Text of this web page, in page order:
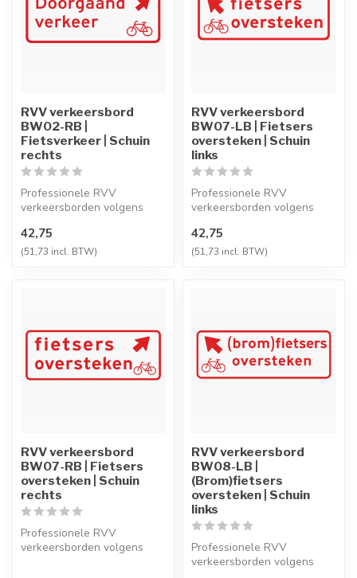
RVV verkeersbord
BW02-RB |
Fietsverkeer | Schuin
rechts
Professionele RVV
verkeersborden volgens
vervaardigd uit hoogwaa...
42,75
(51,73 incl. BTW)
RVV verkeersbord
BW07-LB | Fietsers
oversteken | Schuin
links
Professionele RVV
verkeersborden volgens
vervaardigd uit hoogwaa...
42,75
(51,73 incl. BTW)
RVV verkeersbord
BW07-RB | Fietsers
oversteken | Schuin
rechts
Professionele RVV
verkeersborden volgens
RVV verkeersbord
BW08-LB |
(Brom)fietsers
oversteken | Schuin
links
Professionele RVV
verkeersborden volgens